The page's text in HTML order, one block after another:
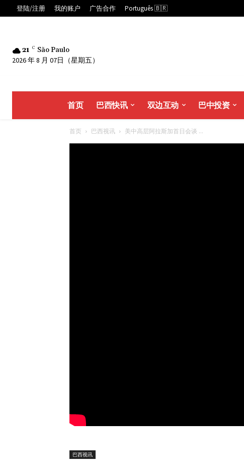
登陆/注册 我的账户 广告合作 Português 🇧🇷
21 C São Paulo
2026 年 8 月 07日（星期五）
首页 巴西快讯 双边互动 巴中投资
首页 巴西视讯 美中高层阿拉斯加首日会谈 ...
巴西视讯